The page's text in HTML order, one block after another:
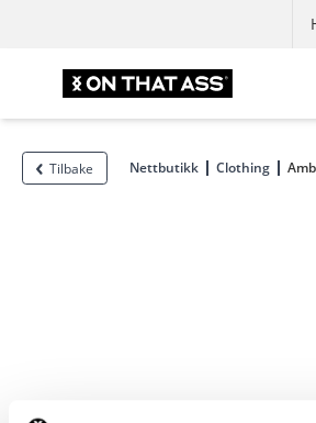
Tilbake Nettbutikk Clothing